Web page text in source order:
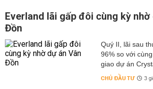
Everland lãi gấp đôi cùng kỳ nhờ
Đồn
Quý II, lãi sau
96% so với
giao dự án
CHỦ ĐẦU TƯ 3